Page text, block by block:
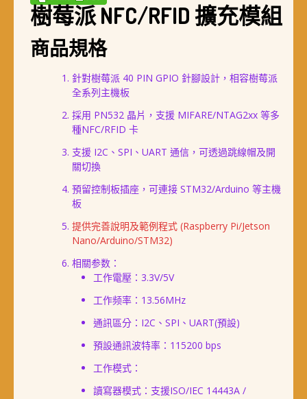
樹莓派 NFC/RFID 擴充模組
商品規格
針對樹莓派 40 PIN GPIO 針腳設計，相容樹莓派
全系列主機板
採用 PN532 晶片，支援 MIFARE/NTAG2xx 等多
種NFC/RFID 卡
支援 I2C、SPI、UART 通信，可透過跳線帽及開
關切換
預留控制板插座，可連接 STM32/Arduino 等主機
板
提供完善說明及範例程式 (Raspberry Pi/Jetson
Nano/Arduino/STM32)
相關参数：
工作電壓：3.3V/5V
工作频率：13.56MHz
通訊區分：I2C、SPI、UART(預設)
預設通訊波特率：115200 bps
工作模式：
讀寫器模式：支援ISO/IEC 14443A /